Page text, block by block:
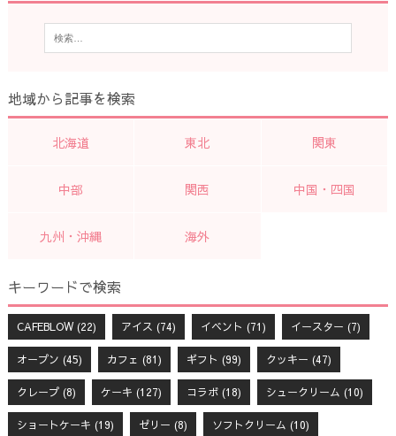
地域から記事を検索
北海道 東北 関東
中部 関西 中国・四国
九州・沖縄 海外
キーワードで検索
CAFEBLOW(22) アイス (74) イベント (71) イースター (7)
オープン (45) カフェ (81) ギフト (99) クッキー (47)
クレープ(8) ケーキ (127) コラボ(18) シュークリーム (10)
ショートケーキ (19) ゼリー (8) ソフトクリーム (10)